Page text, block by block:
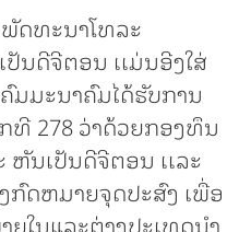
ດທະນາໂທລະ
ນດີຈີຕອນ ເເມ່ນອີງໃສ່
ມະນາຄົມໄດ້ຮັບການ
ທີ 278 ວ່າດ້ວຍກອງທຶນ
ນເປັນດີຈີຕອນ ເເລະ
ກົດຫມາຍຈຸດປະສົງ ເພື່ອ
ໃນແລະຕ່າງປະເທດນຳ